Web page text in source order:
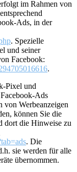
im Rahmen von
Ads, in der
. Spezielle
und seiner
Facebook:
.
Pixel und
Ads
von Werbeanzeigen
können Sie die
dort die Hinweise zu
. Die
sie werden für alle
übernommen.